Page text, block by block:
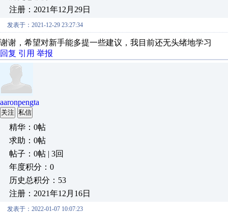
注册：2021年12月29日
发表于：2021-12-29 23:27:34
谢谢，希望对新手能多提一些建议，我目前还无头绪地学习
回复 引用 举报
aaronpengta
关注 私信
精华：0帖
求助：0帖
帖子：0帖 | 3回
年度积分：0
历史总积分：53
注册：2021年12月16日
发表于：2022-01-07 10:07:23